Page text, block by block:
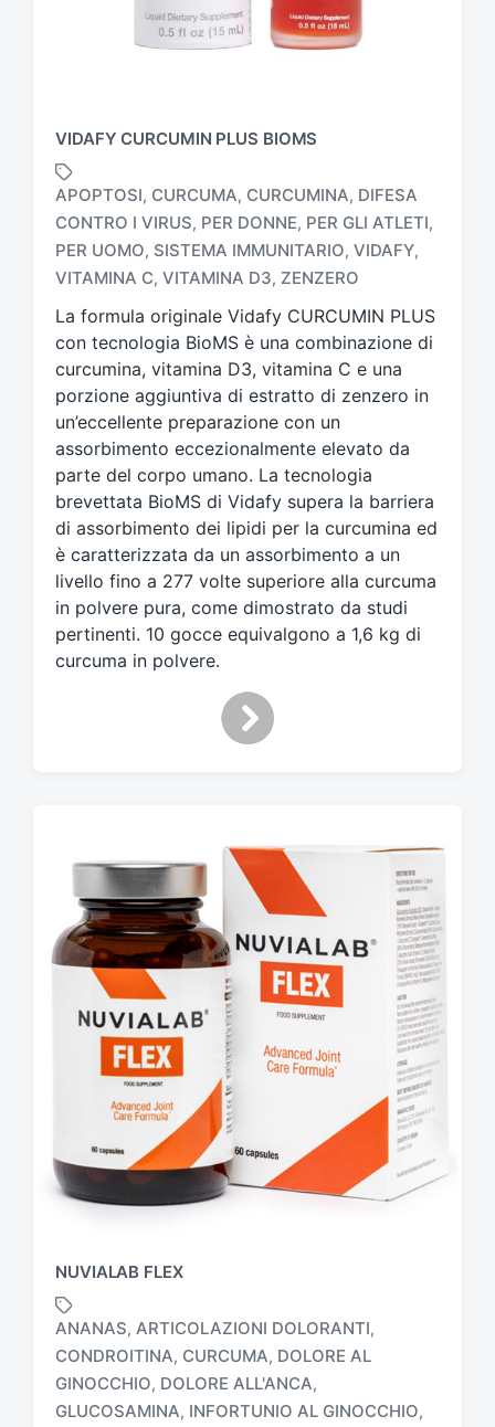
VIDAFY CURCUMIN PLUS BIOMS
a
g
g
t
o
c
o
n
APOPTOSI, CURCUMA, CURCUMINA, DIFESA
CONTRO I VIRUS, PER DONNE, PER GLI ATLETI,
PER UOMO, SISTEMA IMMUNITARIO, VIDAFY,
VITAMINA C, VITAMINA D3, ZENZERO
La formula originale Vidafy CURCUMIN PLUS
con tecnologia BioMS è una combinazione di
curcumina, vitamina D3, vitamina C e una
porzione aggiuntiva di estratto di zenzero in
un’eccellente preparazione con un
assorbimento eccezionalmente elevato da
parte del corpo umano. La tecnologia
brevettata BioMS di Vidafy supera la barriera
di assorbimento dei lipidi per la curcumina ed
è caratterizzata da un assorbimento a un
livello fino a 277 volte superiore alla curcuma
in polvere pura, come dimostrato da studi
pertinenti. 10 gocce equivalgono a 1,6 kg di
curcuma in polvere.
NUVIALAB FLEX
ANANAS, ARTICOLAZIONI DOLORANTI,
CONDROITINA, CURCUMA, DOLORE AL
GINOCCHIO, DOLORE ALL'ANCA,
GLUCOSAMINA, INFORTUNIO AL GINOCCHIO,